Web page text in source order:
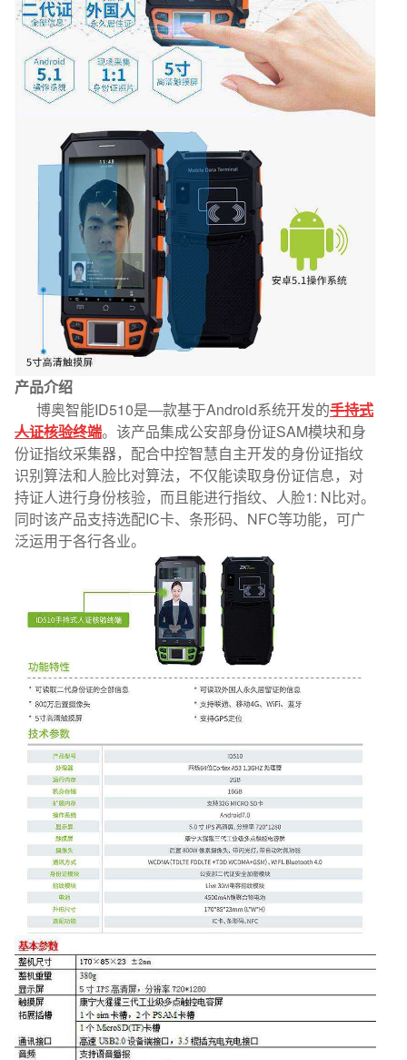
产品介绍
博奥智能ID510是—款基于Android系统开发的手持式
人证核验终端。该产品集成公安部身份证SAM模块和身
份证指纹采集器，配合中控智慧自主开发的身份证指纹
识别算法和人脸比对算法，不仅能读取身份证信息，对
持证人进行身份核验，而且能进行指纹、人脸1: N比对。
同时该产品支持选配IC卡、条形码、NFC等功能，可广
泛运用于各行各业。